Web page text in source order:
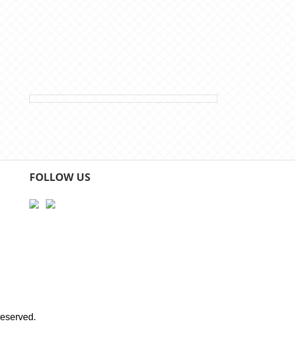
FOLLOW US